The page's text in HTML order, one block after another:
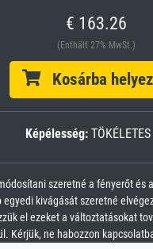
€ 163.26
(Enthält 27% MwSt.)
Kosárba
Képélesség: TÖKÉLETES
szeretné a fényerőt és
egyedi kivágását szeretné
el ezeket a változtatásokat
Kérjük, ne habozzon